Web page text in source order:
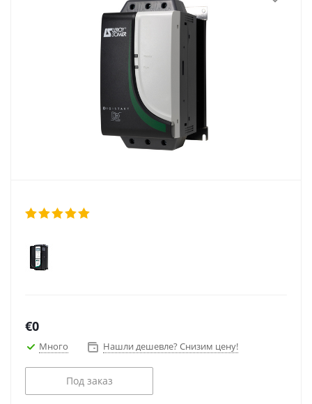
€0
Много Нашли дешевле? Снизим цену!
Под заказ